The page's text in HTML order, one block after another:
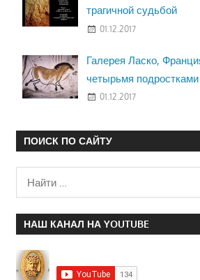
трагичной судьбой
01.12.2017
Галерея Ласко,
четырьмя подростками
01.12.2017
ПОИСК ПО САЙТУ
НАШ КАНАЛ НА YOUTUBE